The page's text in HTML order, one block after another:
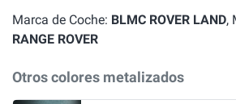
Marca de Coche: BLMC ROVER LAND,
RANGE ROVER
Otros colores metalizados